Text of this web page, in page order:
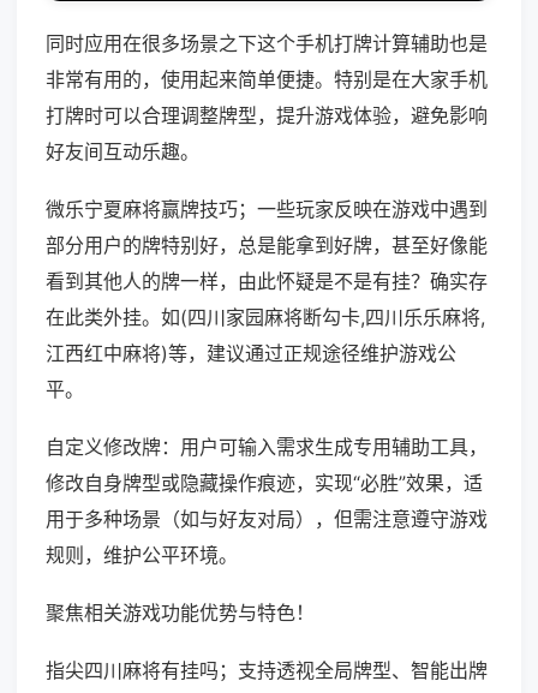
同时应用在很多场景之下这个手机打牌计算辅助也是
非常有用的，使用起来简单便捷。特别是在大家手机
打牌时可以合理调整牌型，提升游戏体验，避免影响
好友间互动乐趣。
微乐宁夏麻将赢牌技巧；一些玩家反映在游戏中遇到
部分用户的牌特别好，总是能拿到好牌，甚至好像能
看到其他人的牌一样，由此怀疑是不是有挂？确实存
在此类外挂。如(四川家园麻将断勾卡,四川乐乐麻将,
江西红中麻将)等，建议通过正规途径维护游戏公
平。
自定义修改牌：用户可输入需求生成专用辅助工具，
修改自身牌型或隐藏操作痕迹，实现“必胜”效果，适
用于多种场景（如与好友对局），但需注意遵守游戏
规则，维护公平环境。
聚焦相关游戏功能优势与特色！
指尖四川麻将有挂吗；支持透视全局牌型、智能出牌